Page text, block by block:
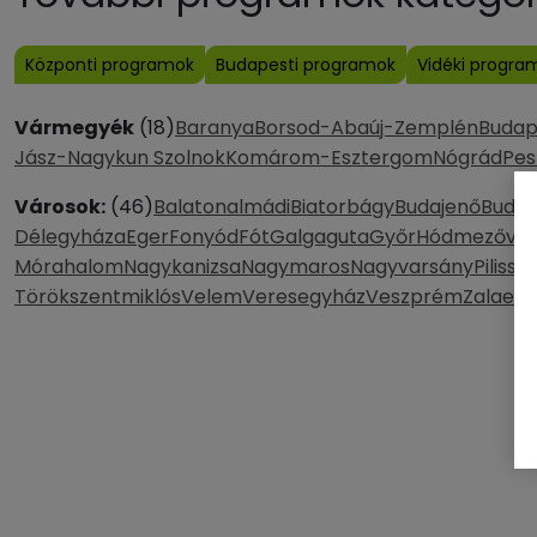
Központi programok Budapesti programok Vidéki
Vármegyék (18)BaranyaBorsod-Abaúj-Zemplén
Jász-Nagykun SzolnokKomárom-EsztergomNógrád
Városok: (46)BalatonalmádiBiatorbágyBudajenő
DélegyházaEgerFonyódFótGalgagutaGyőr
MórahalomNagykanizsaNagymarosNagyvarsány
TörökszentmiklósVelemVeresegyházVeszprém